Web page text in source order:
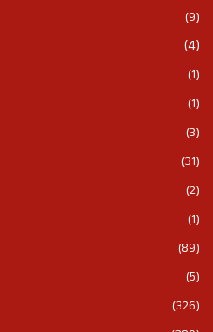
(9)
(4)
(1)
(1)
(3)
(31)
(2)
(1)
(89)
(5)
(326)